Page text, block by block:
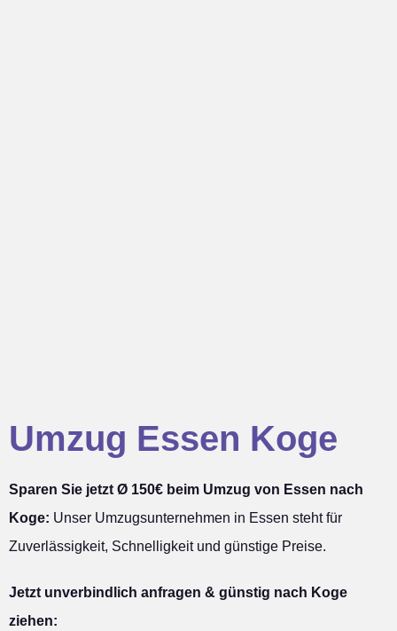
Umzug Essen Koge
Sparen Sie jetzt Ø 150€ beim Umzug von Essen nach
Koge: Unser Umzugsunternehmen in Essen steht für
Zuverlässigkeit, Schnelligkeit und günstige Preise.
Jetzt unverbindlich anfragen & günstig nach Koge
ziehen: